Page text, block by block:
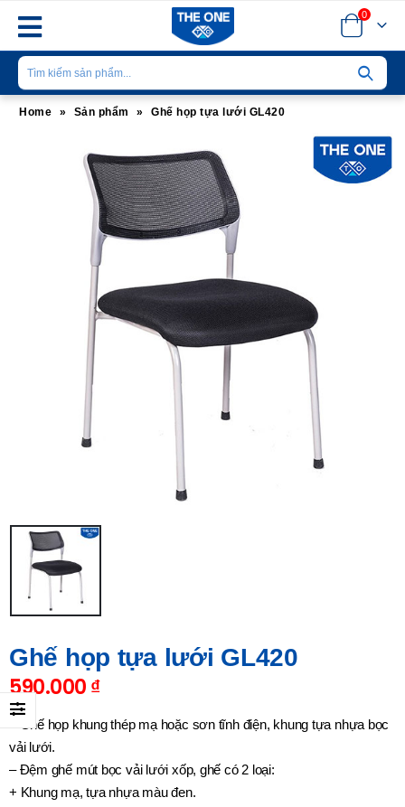
0
Home » Sản phẩm » Ghế họp tựa lưới GL420
Ghế họp tựa lưới GL420
590.000₫
– Ghế họp khung thép mạ hoặc sơn tĩnh điện, khung tựa nhựa bọc
vải lưới.
– Đệm ghế mút bọc vải lưới xốp, ghế có 2 loại:
+ Khung mạ, tựa nhựa màu đen.